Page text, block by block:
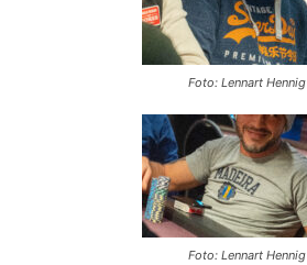
Foto: Lennart Hennig
Foto: Lennart Hennig